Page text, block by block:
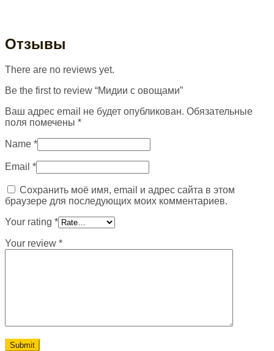
Отзывы
There are no reviews yet.
Be the first to review “Мидии с овощами”
Ваш адрес email не будет опубликован. Обязательные
поля помечены *
Name *
Email *
Сохранить моё имя, email и адрес сайта в этом
браузере для последующих моих комментариев.
Your rating *
Your review *